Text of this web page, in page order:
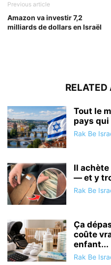
Previous article
Amazon va investir 7,2
milliards de dollars en Israël
RELATED
Tout le
pays qui
Rak Be
Il
— et y
Rak Be
Ça
coûte
enfant...
Rak Be